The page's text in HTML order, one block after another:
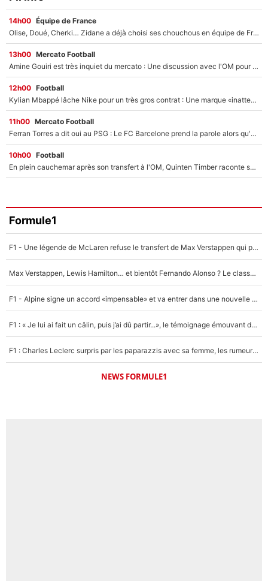
14h00 Équipe de France
Olise, Doué, Cherki… Zidane a déjà choisi ses chouchous en équipe de France ? L’IA annonce des surprises sans Kylian Mbappé !
13h00 Mercato Football
Amine Gouiri est très inquiet du mercato : Une discussion avec l'OM pour acter son transfert !
12h00 Football
Kylian Mbappé lâche Nike pour un très gros contrat : Une marque «inattendue» va frapper très fort
11h00 Mercato Football
Ferran Torres a dit oui au PSG : Le FC Barcelone prend la parole alors qu'un transfert de l'attaquant espagnol prend forme
10h00 Football
En plein cauchemar après son transfert à l'OM, Quinten Timber raconte ses doutes après sa signature à Marseille
Formule1
F1 - Une légende de McLaren refuse le transfert de Max Verstappen qui pourrait «faire des vagues» et plomber l'ambiance dans l'équipe
Max Verstappen, Lewis Hamilton… et bientôt Fernando Alonso ? Le classement des pilotes les mieux payés en Formule 1 risque de changer !
F1 - Alpine signe un accord «impensable» et va entrer dans une nouvelle dimension : Grande nouvelle pour Pierre Gasly !
F1 : « Je lui ai fait un câlin, puis j’ai dû partir...», le témoignage émouvant de Max Verstappen sur sa fille
F1 : Charles Leclerc surpris par les paparazzis avec sa femme, les rumeurs étaient vraies !
NEWS FORMULE1